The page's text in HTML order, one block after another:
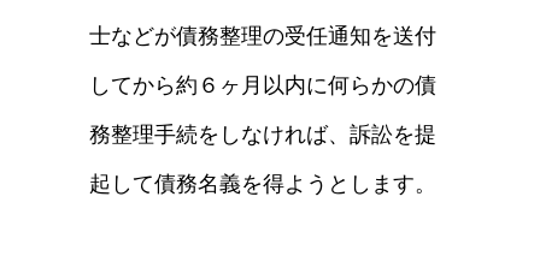
士などが債務整理の受任通知を送付
してから約６ヶ月以内に何らかの債
務整理手続をしなければ、訴訟を提
起して債務名義を得ようとします。